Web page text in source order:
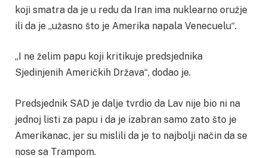
koji smatra da je u redu da Iran ima nuklearno oružje
ili da je „užasno što je Amerika napala Venecuelu“.
„I ne želim papu koji kritikuje predsjednika
Sjedinjenih Američkih Država“, dodao je.
Predsjednik SAD je dalje tvrdio da Lav nije bio ni na
jednoj listi za papu i da je izabran samo zato što je
Amerikanac, jer su mislili da je to najbolji način da se
nose sa Trampom.